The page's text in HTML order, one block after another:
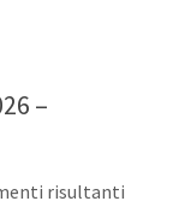
–
risultanti